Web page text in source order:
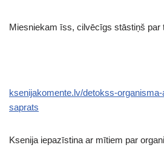
Miesniekam īss, cilvēcīgs stāstiņš par
ksenijakomente.lv/detokss-
saprats
Ksenija iepazīstina ar mītiem par